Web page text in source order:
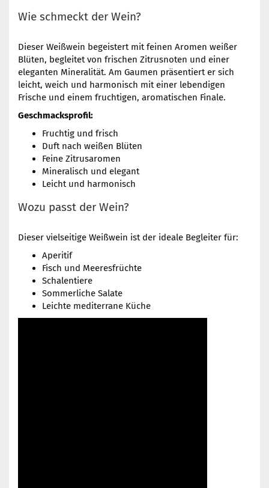
Wie schmeckt der Wein?
Dieser Weißwein begeistert mit feinen Aromen weißer
Blüten, begleitet von frischen Zitrusnoten und einer
eleganten Mineralität. Am Gaumen präsentiert er sich
leicht, weich und harmonisch mit einer lebendigen
Frische und einem fruchtigen, aromatischen Finale.
Geschmacksprofil:
Fruchtig und frisch
Duft nach weißen Blüten
Feine Zitrusaromen
Mineralisch und elegant
Leicht und harmonisch
Wozu passt der Wein?
Dieser vielseitige Weißwein ist der ideale Begleiter für:
Aperitif
Fisch und Meeresfrüchte
Schalentiere
Sommerliche Salate
Leichte mediterrane Küche